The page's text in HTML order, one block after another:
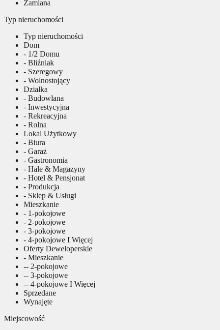
Zamiana
Typ nieruchomości
Typ nieruchomości
Dom
- 1/2 Domu
- Bliźniak
- Szeregowy
- Wolnostojący
Działka
- Budowlana
- Inwestycyjna
- Rekreacyjna
- Rolna
Lokal Użytkowy
- Biura
- Garaż
- Gastronomia
- Hale & Magazyny
- Hotel & Pensjonat
- Produkcja
- Sklep & Usługi
Mieszkanie
- 1-pokojowe
- 2-pokojowe
- 3-pokojowe
- 4-pokojowe I Więcej
Oferty Deweloperskie
- Mieszkanie
-- 2-pokojowe
-- 3-pokojowe
-- 4-pokojowe I Więcej
Sprzedane
Wynajęte
Miejscowość